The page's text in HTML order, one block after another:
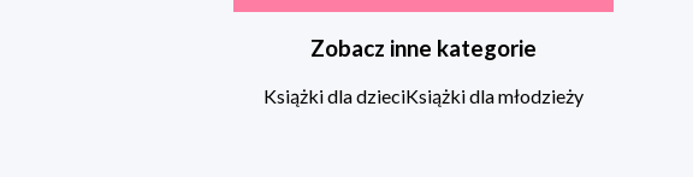
Zobacz inne kategorie
Książki dla dzieciKsiążki dla młodzieży